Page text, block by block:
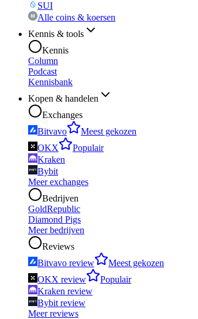
SUI
Alle coins & koersen
Kennis & tools
Kennis
Column
Podcast
Kennisbank
Kopen & handelen
Exchanges
Bitvavo
Meest gekozen
OKX
Populair
Kraken
Bybit
Meer exchanges
Bedrijven
GoldRepublic
Diamond Pigs
Meer bedrijven
Reviews
Bitvavo review
Meest gekozen
OKX review
Populair
Kraken review
Bybit review
Meer reviews